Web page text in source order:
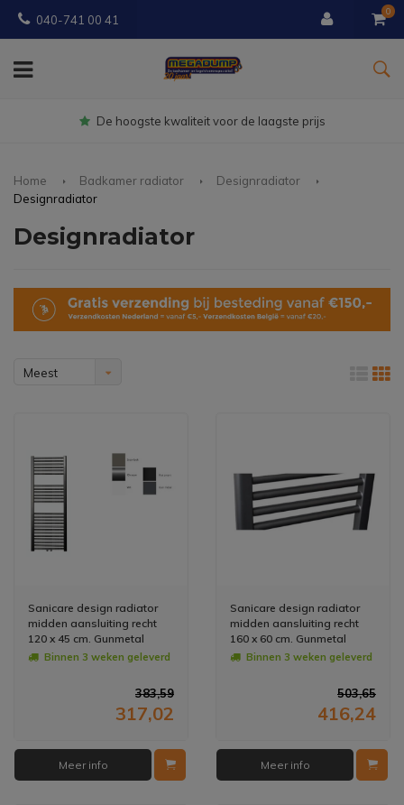
040-741 00 41
0
Gratisbezorgd vanaf € 150
Home Badkamer radiator
Designradiator
Designradiator
Designradiator
Meest
Sanicare design radiator
midden aansluiting recht
120 x 45 cm. Gunmetal
Binnen 3 weken geleverd
383,59
317,02
Meer info
Sanicare design radiator
midden aansluiting recht
160 x 60 cm. Gunmetal
Binnen 3 weken geleverd
503,65
416,24
Meer info